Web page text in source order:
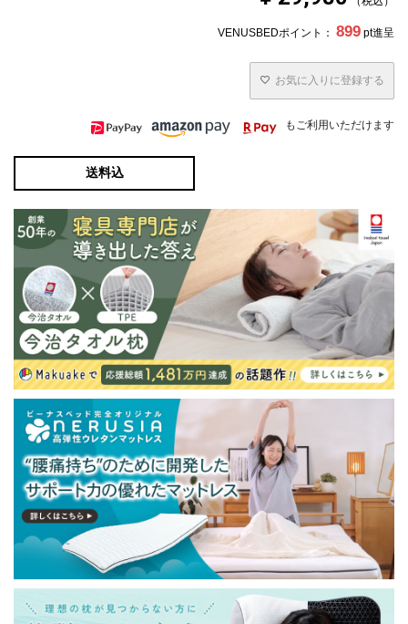
VENUSBEDポイント： 899 pt進呈
お気に入りに登録する
もご利用いただけます
送料込